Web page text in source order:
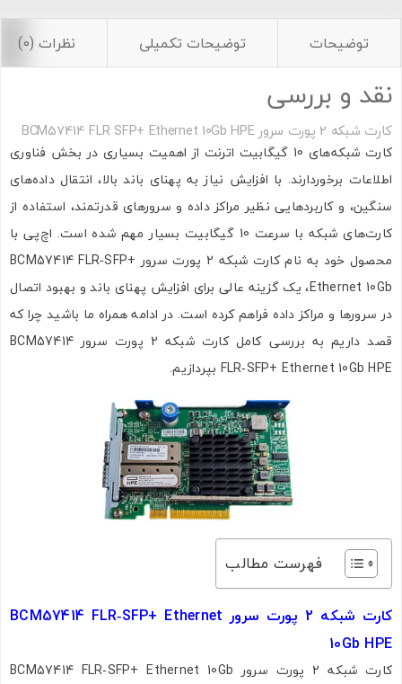
توضیحات توضیحات تکمیلی نظرات (0)
نقد و بررسی
کارت شبکه 2 پورت سرور BCM57414 FLR SFP+ Ethernet 10Gb HPE
کارت شبکه‌های 10 گیگابیت اترنت از اهمیت بسیاری در بخش فناوری
اطلاعات برخوردارند. با افزایش نیاز به پهنای باند بالا، انتقال داده‌های
سنگین، و کاربردهایی نظیر مراکز داده و سرورهای قدرتمند، استفاده از
کارت‌های شبکه با سرعت 10 گیگابیت بسیار مهم شده است. اچ‌پی با
محصول خود به نام کارت شبکه 2 پورت سرور BCM57414 FLR‑SFP+
Ethernet 10Gb، یک گزینه عالی برای افزایش پهنای باند و بهبود اتصال
در سرورها و مراکز داده فراهم کرده است. در ادامه همراه ما باشید چرا که
قصد داریم به بررسی کامل کارت شبکه 2 پورت سرور BCM57414
FLR‑SFP+ Ethernet 10Gb HPE بپردازیم.
فهرست مطالب
کارت شبکه 2 پورت سرور
BCM57414 FLR‑SFP+ Ethernet
10Gb HPE
کارت شبکه 2 پورت سرور BCM57414 FLR‑SFP+ Ethernet 10Gb